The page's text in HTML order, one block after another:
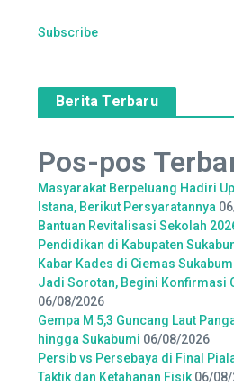
Subscribe
Berita Terbaru
Pos-pos
Masyarakat Berpeluang Hadiri
Istana, Berikut Persyaratannya
Bantuan Revitalisasi Sekolah
Pendidikan di Kabupaten
Kabar Kades di Ciemas
Jadi Sorotan, Begini Konfirmasi
06/08/2026
Gempa M 5,3 Guncang Laut
hingga Sukabumi 06/08/2026
Persib vs Persebaya di Final
Taktik dan Ketahanan Fisik 06/